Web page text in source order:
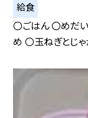
給食
〇ごはん 〇めだ
め 〇玉ねぎとじ